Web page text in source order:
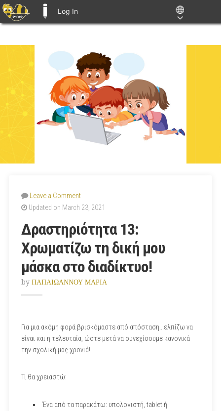
Log In
Leave a Comment
Updated on March 23, 2021
Δραστηριότητα 13:
Χρωματίζω τη δική μου
μάσκα στο διαδίκτυο!
by ΠΑΠΑΙΩΑΝΝΟΥ ΜΑΡΙΑ
Για μια ακόμη φορά βρισκόμαστε από απόσταση...ελπίζω να
είναι και η τελευταία, ώστε μετά να συνεχίσουμε κανονικά
την σχολική μας χρονιά!
Τι θα χρειαστώ:
Ένα από τα παρακάτω: υπολογιστή, tablet ή